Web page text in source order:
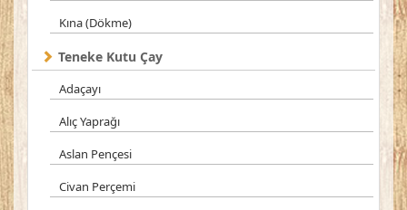
Kına (Dökme)
Teneke Kutu Çay
Adaçayı
Alıç Yaprağı
Aslan Pençesi
Civan Perçemi